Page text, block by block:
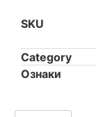
SKU
Category
Ознаки